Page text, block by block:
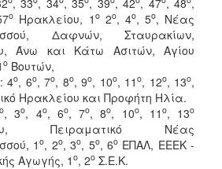
ο Ηρακλείου, 1 ο2ο, 4ο, 5ο, Νέας
Δαφνών, Σταυρακίων,
Άνω και Κάτω Ασιτών, Αγίου
ο Βουτών,
4ο, 6ο, 7ο, 8ο, 9ο, 10ο, 11ο, 12ο, 13ο,
Ηρακλείου και Προφήτη Ηλία.
ο, 3ο, 4ο, 6ο, 7ο, 8ο, 10ο, 11 ο, 13ο
Πειραματικό Νέας
1ο, 2ο, 3ο, 5ο, 6οΕΠΑΛ, ΕΕΕΚ -
Αγωγής, 1 ο, 2ο Σ.Ε.Κ.